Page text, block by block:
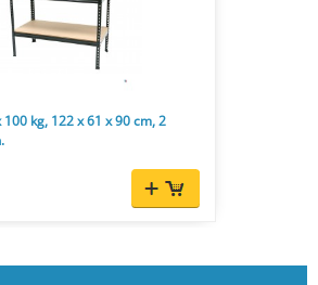
kg, 122 x 61 x 90 cm, 2